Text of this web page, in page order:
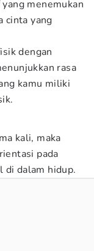
menemukan
cinta yang
dengan
rasa
kamu miliki
kali, maka
pada
di dalam hidup.